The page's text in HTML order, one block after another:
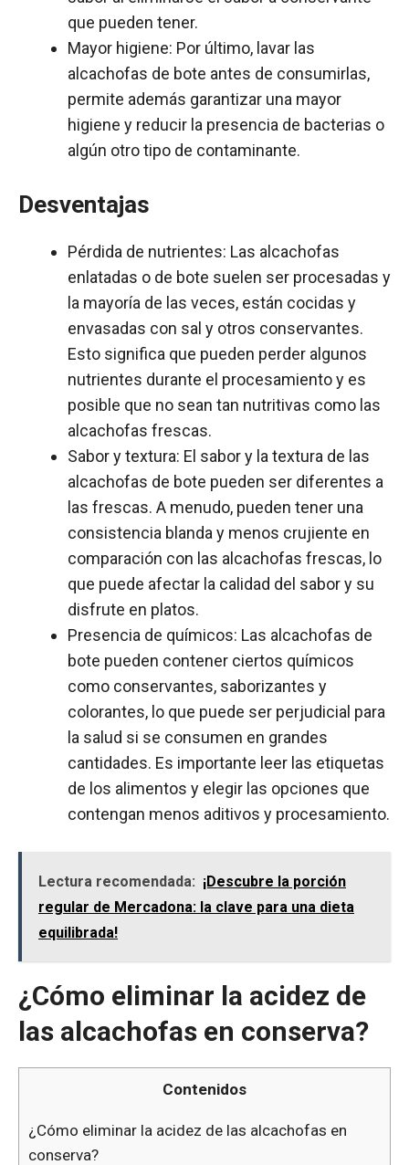
que pueden tener.
Mayor higiene: Por último, lavar las
alcachofas de bote antes de consumirlas,
permite además garantizar una mayor
higiene y reducir la presencia de bacterias o
algún otro tipo de contaminante.
Desventajas
Pérdida de nutrientes: Las alcachofas
enlatadas o de bote suelen ser procesadas y
la mayoría de las veces, están cocidas y
envasadas con sal y otros conservantes.
Esto significa que pueden perder algunos
nutrientes durante el procesamiento y es
posible que no sean tan nutritivas como las
alcachofas frescas.
Sabor y textura: El sabor y la textura de las
alcachofas de bote pueden ser diferentes a
las frescas. A menudo, pueden tener una
consistencia blanda y menos crujiente en
comparación con las alcachofas frescas, lo
que puede afectar la calidad del sabor y su
disfrute en platos.
Presencia de químicos: Las alcachofas de
bote pueden contener ciertos químicos
como conservantes, saborizantes y
colorantes, lo que puede ser perjudicial para
la salud si se consumen en grandes
cantidades. Es importante leer las etiquetas
de los alimentos y elegir las opciones que
contengan menos aditivos y procesamiento.
Lectura recomendada: ¡Descubre la porción
regular de Mercadona: la clave para una dieta
equilibrada!
¿Cómo eliminar la acidez de
las alcachofas en conserva?
Contenidos
¿Cómo eliminar la acidez de las alcachofas en
conserva?